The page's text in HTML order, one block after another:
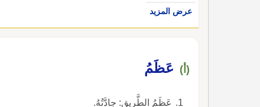
عرض المزيد
(أ) عَظَمُ
عَظَمُ الطَّرِيقِ: جادَّتُهُ.